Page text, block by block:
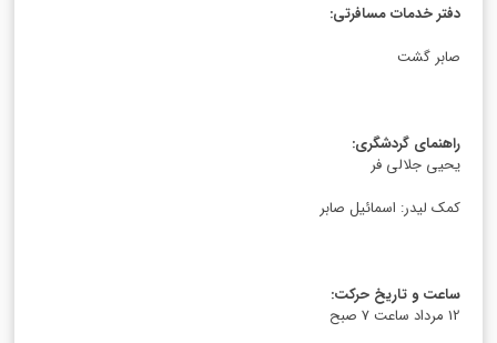
دفتر خدمات مسافرتی:
صابر گشت
راهنمای گردشگری:
یحیی جلالی فر
کمک لیدر: اسمائیل صابر
ساعت و تاریخ حرکت:
12 مرداد ساعت 7 صبح